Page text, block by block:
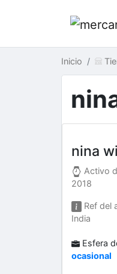
Inicio
nina
Activo
2018
Ref del
India
Esfera
ocasional